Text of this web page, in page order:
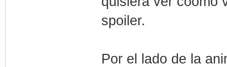
spoiler.
Por el lado de la